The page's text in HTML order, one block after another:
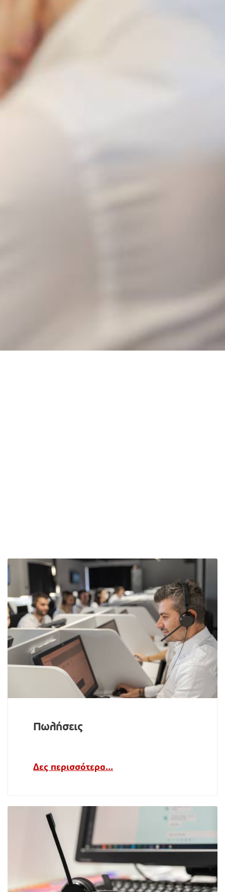
Πωλήσεις
Δες περισσότερα...